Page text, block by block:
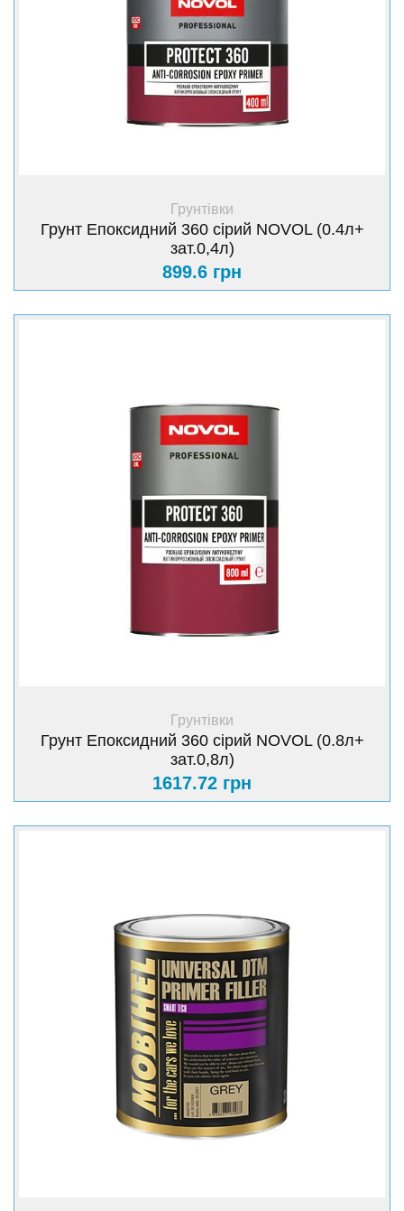
+ Купити
Грунтівки
Грунт Епоксидний 360 сірий NOVOL (0.4л+
зат.0,4л)
899.6 грн
+ Купити
Грунтівки
Грунт Епоксидний 360 сірий NOVOL (0.8л+
зат.0,8л)
1617.72 грн